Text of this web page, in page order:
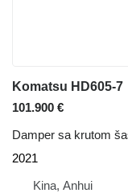
Komatsu HD605-7
101.900 €
Damper sa krutom
2021
Kina, Anhui